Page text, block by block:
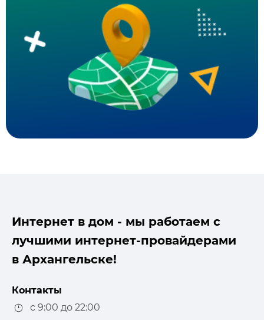
Интернет в дом - мы работаем с
лучшими интернет-провайдерами
в Архангельске!
Контакты
с 9:00 до 22:00